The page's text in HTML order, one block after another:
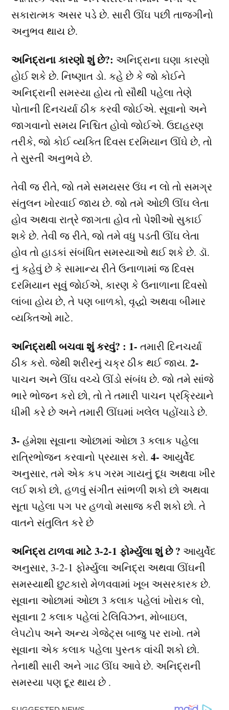
સકારાત્મક અસર પડે છે. સારી ઊંઘ પછી તાજગીનો
અનુભવ થાય છે.
અનિદ્રાના કારણો શું છે?: અનિદ્રાના ઘણા કારણો
હોઈ શકે છે. નિષ્ણાત ડો. કહે છે કે જો કોઈને
અનિદ્રાની સમસ્યા હોય તો સૌથી પહેલા તેણે
પોતાની દિનચર્યા ઠીક કરવી જોઈએ. સૂવાનો અને
જાગવાનો સમય નિશ્ચિત હોવો જોઈએ. ઉદાહરણ
તરીકે, જો કોઈ વ્યક્તિ દિવસ દરમિયાન ઊંઘે છે, તો
તે સુસ્તી અનુભવે છે.
તેવી જ રીતે, જો તમે સમયસર ઉંઘ ન લો તો સમગ્ર
સંતુલન ખોરવાઈ જાય છે. જો તમે ઓછી ઊંઘ લેતા
હોવ અથવા રાત્રે જાગતા હોવ તો પેશીઓ સુકાઈ
શકે છે. તેવી જ રીતે, જો તમે વધુ પડતી ઊંઘ લેતા
હોવ તો હાડકાં સંબંધિત સમસ્યાઓ થઈ શકે છે. ડૉ.
નું કહેવું છે કે સામાન્ય રીતે ઉનાળામાં જ દિવસ
દરમિયાન સૂવું જોઈએ, કારણ કે ઉનાળાના દિવસો
લાંબા હોય છે, તે પણ બાળકો, વૃદ્ધો અથવા બીમાર
વ્યક્તિઓ માટે.
અનિદ્રાથી બચવા શું કરવું? : 1- તમારી દિનચર્યા
ઠીક કરો. જેથી શરીરનું ચક્ર ઠીક થઈ જાય.2-
પાચન અને ઊંઘ વચ્ચે ઊંડો સંબંધ છે. જો તમે સાંજે
ભારે ભોજન કરો છો, તો તે તમારી પાચન પ્રક્રિયાને
ધીમી કરે છે અને તમારી ઊંઘમાં ખલેલ પહોંચાડે છે.
3- હંમેશા સૂવાના ઓછામાં ઓછા 3 કલાક પહેલા
રાત્રિભોજન કરવાનો પ્રયાસ કરો.4- આયુર્વેદ
અનુસાર, તમે એક કપ ગરમ ગાયનું દૂધ અથવા ખીર
લઈ શકો છો, હળવું સંગીત સાંભળી શકો છો અથવા
સૂતા પહેલા પગ પર હળવો મસાજ કરી શકો છો. તે
વાતને સંતુલિત કરે છે
અનિદ્રા ટાળવા માટે 3-2-1 ફોર્મ્યુલા શું છે ? આયુર્વેદ
અનુસાર, 3-2-1 ફોર્મ્યુલા અનિદ્રા અથવા ઊંઘની
સમસ્યાથી છુટકારો મેળવવામાં ખૂબ અસરકારક છે.
સૂવાના ઓછામાં ઓછા 3 કલાક પહેલાં ખોરાક લો,
સૂવાના 2 કલાક પહેલાં ટેલિવિઝન, મોબાઇલ,
લેપટોપ અને અન્ય ગેજેટ્સ બાજુ પર રાખો. તમે
સૂવાના એક કલાક પહેલા પુસ્તક વાંચી શકો છો.
તેનાથી સારી અને ગાઢ ઊંઘ આવે છે. અનિદ્રાની
સમસ્યા પણ દૂર થાય છે .